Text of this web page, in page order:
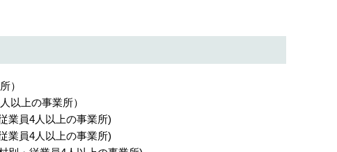
）
以上の事業所）
業員4人以上の事業所)
業員4人以上の事業所)